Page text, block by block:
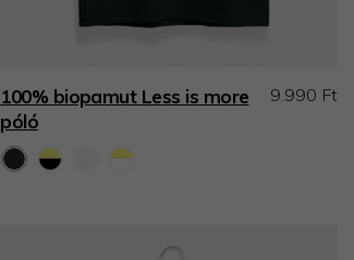
100% biopamut Less is more
póló
9.990 Ft